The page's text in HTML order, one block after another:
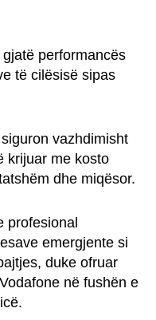
performancës
të cilësisë sipas
vazhdimisht
krijuar me kosto
dhe miqësor.
profesional
emergjente si
duke ofruar
në fushën e